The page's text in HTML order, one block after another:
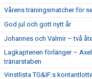
Vårens träningsmatcher för
God jul och gott nytt år
Johannes och Valmir – två
Lagkaptenen förlänger –
tränarstaben
Vinstlista TG&IF:s